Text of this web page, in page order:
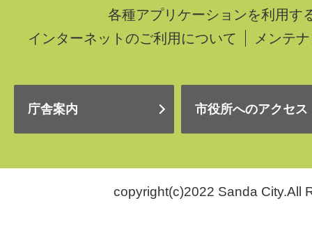
各種アプリケーションを利用す
インターネットのご利用について
メンテ
庁舎案内 市役所へのアクセス
copyright(c)2022 Sanda City.All